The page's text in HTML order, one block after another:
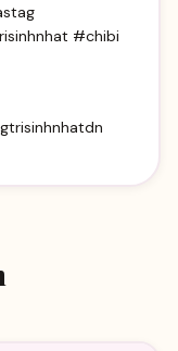
#chibi